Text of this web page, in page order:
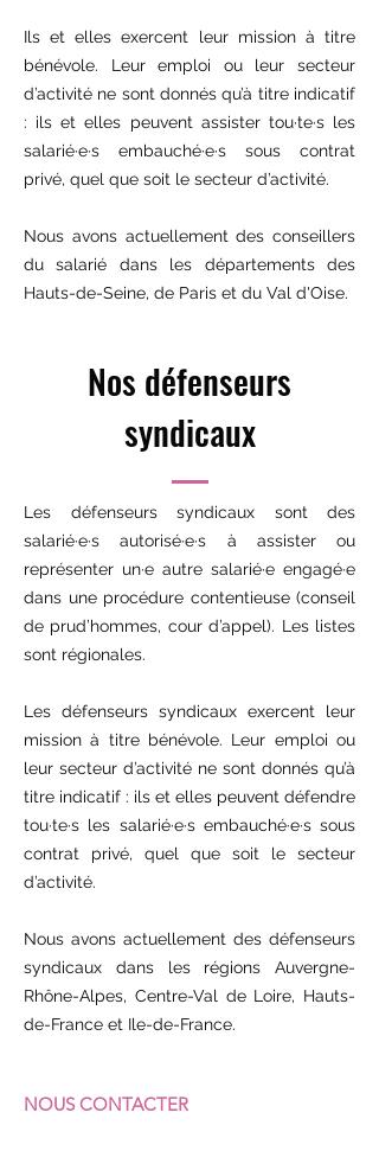
Ils et elles exercent leur mission à titre
bénévole. Leur emploi ou leur secteur
d’activité ne sont donnés qu’à titre indicatif
: ils et elles peuvent assister tou·te·s les
salarié·e·s embauché·e·s sous contrat
privé, quel que soit le secteur d’activité.
Nous avons actuellement des conseillers
du salarié dans les départements des
Hauts-de-Seine, de Paris et du Val d'Oise.
Nos défenseurs
syndicaux
Les défenseurs syndicaux sont des
salarié·e·s autorisé·e·s à assister ou
représenter un·e autre salarié·e engagé·e
dans une procédure contentieuse (conseil
de prud’hommes, cour d’appel). Les listes
sont régionales.
Les défenseurs syndicaux exercent leur
mission à titre bénévole. Leur emploi ou
leur secteur d’activité ne sont donnés qu’à
titre indicatif : ils et elles peuvent défendre
tou·te·s les salarié·e·s embauché·e·s sous
contrat privé, quel que soit le secteur
d’activité.
Nous avons actuellement des défenseurs
syndicaux dans les régions Auvergne-
Rhône-Alpes, Centre-Val de Loire, Hauts-
de-France et Ile-de-France.
NOUS CONTACTER